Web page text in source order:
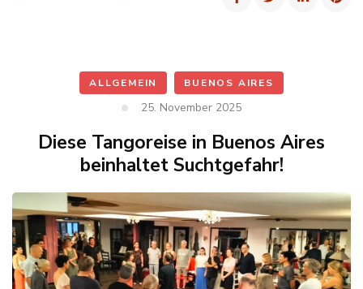
ALLGEMEIN BUENOS AIRES
25. November 2025
Diese Tangoreise in Buenos Aires
beinhaltet Suchtgefahr!